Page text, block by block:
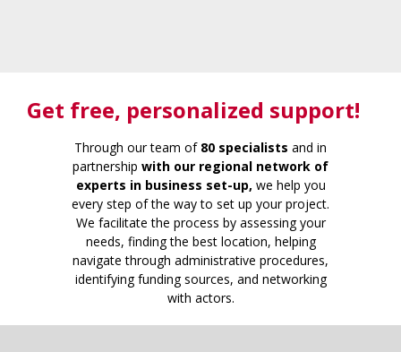
Get free, personalized support!
Through our team of 80 specialists and in
partnership with our regional network of
experts in business set-up, we help you
every step of the way to set up your project.
We facilitate the process by assessing your
needs, finding the best location, helping
navigate through administrative procedures,
identifying funding sources, and networking
with actors.